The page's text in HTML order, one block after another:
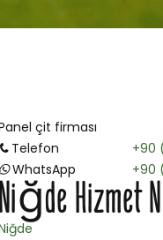
çit firması
Telefon
+90
WhatsApp
+90
Niğde Hizmet